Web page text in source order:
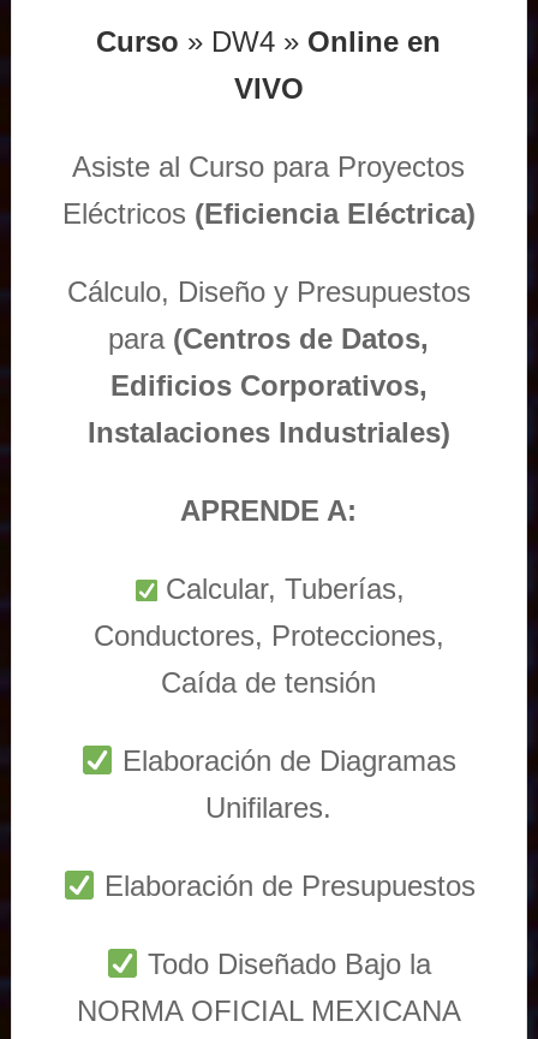
Curso » DW4 » Online en
VIVO
Asiste al Curso para Proyectos
Eléctricos (Eficiencia Eléctrica)
Cálculo, Diseño y Presupuestos
para (Centros de Datos,
Edificios Corporativos,
Instalaciones Industriales)
APRENDE A:
Calcular, Tuberías,
Conductores, Protecciones,
Caída de tensión
Elaboración de Diagramas
Unifilares.
Elaboración de Presupuestos
Todo Diseñado Bajo la
NORMA OFICIAL MEXICANA